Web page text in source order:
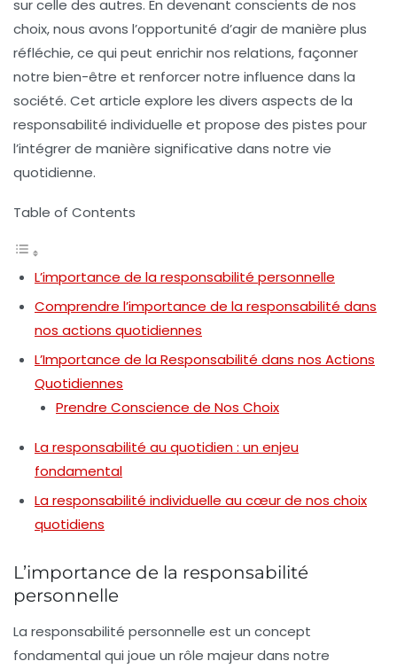
sur celle des autres. En devenant conscients de nos
choix, nous avons l’opportunité d’agir de manière plus
réfléchie, ce qui peut enrichir nos relations, façonner
notre bien-être et renforcer notre influence dans la
société. Cet article explore les divers aspects de la
responsabilité individuelle et propose des pistes pour
l’intégrer de manière significative dans notre vie
quotidienne.
Table of Contents
L’importance de la responsabilité personnelle
Comprendre l’importance de la responsabilité dans
nos actions quotidiennes
L’Importance de la Responsabilité dans nos Actions
Quotidiennes
Prendre Conscience de Nos Choix
La responsabilité au quotidien : un enjeu
fondamental
La responsabilité individuelle au cœur de nos choix
quotidiens
L’importance de la responsabilité
personnelle
La responsabilité personnelle est un concept
fondamental qui joue un rôle majeur dans notre